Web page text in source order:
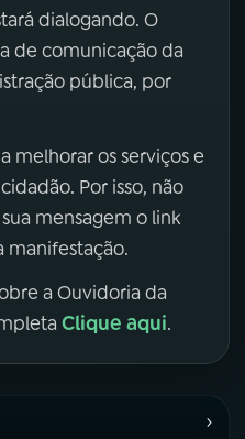
dialogando. O
de comunicação da
pública, por
melhorar os serviços e
Por isso, não
mensagem o link
manifestação.
a Ouvidoria da
Clique aqui.
›